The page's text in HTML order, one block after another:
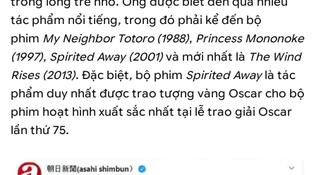
tác phẩm nổi tiếng, trong đó phải kể đến bộ
phim My Neighbor Totoro (1988), Princess Mononoke
(1997), Spirited Away (2001)và mới nhất là The Wind
Rises (2013). Đặc biệt, bộ phim Spirited Awaylà tác
phẩm duy nhất được trao tượng vàng Oscar cho bộ
phim hoạt hình xuất sắc nhất tại lễ trao giải Oscar
lần thứ 75.